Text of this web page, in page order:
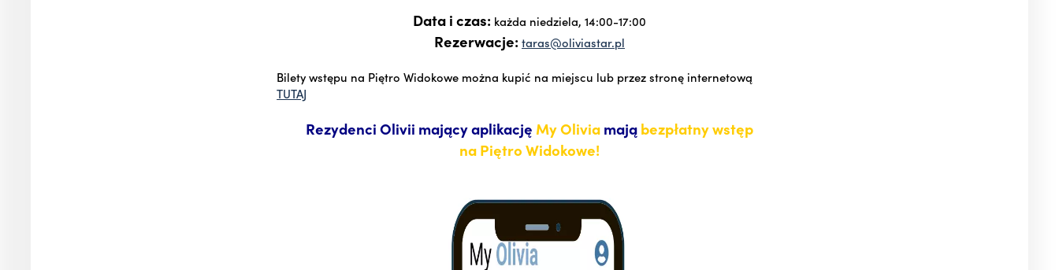
Data i czas: każda niedziela, 14:00-17:00
Rezerwacje: taras@oliviastar.pl
Bilety wstępu na Piętro Widokowe można kupić na miejscu lub przez stronę internetową
TUTAJ
Rezydenci Olivii mający aplikację My Oliviamająbezpłatny wstęp
na Piętro Widokowe!